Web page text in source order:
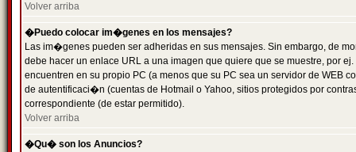
Volver arriba
�Puedo colocar im�genes en los mensajes?
Las im�genes pueden ser adheridas en sus mensajes. Sin embargo, de
debe hacer un enlace URL a una imagen que quiere que se muestre, por
encuentren en su propio PC (a menos que su PC sea un servidor de
de autentificaci�n (cuentas de Hotmail o Yahoo, sitios protegidos por
correspondiente (de estar permitido).
Volver arriba
�Qu� son los Anuncios?